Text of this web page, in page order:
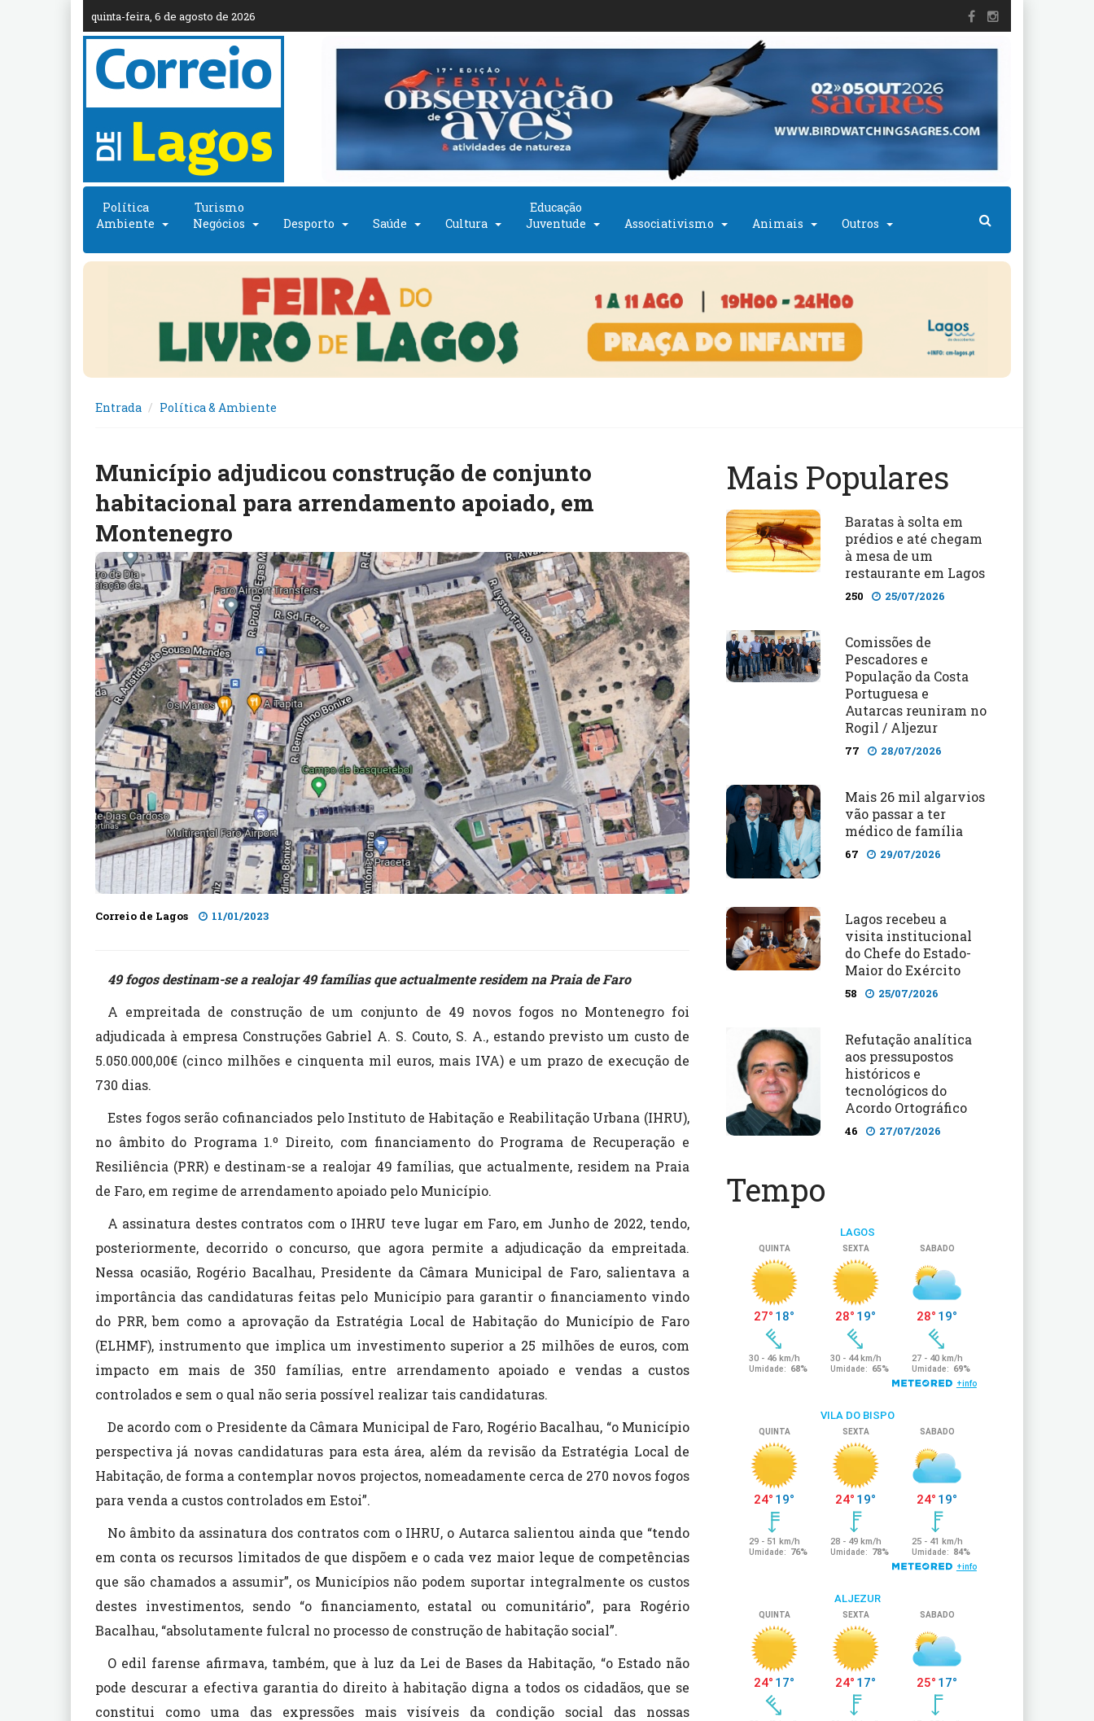
quinta-feira, 6 de agosto de 2026
Política
Ambiente
Turismo
Negócios
Desporto Saúde Cultura
Educação
Juventude
Associativismo Animais Outros
Entrada Política & Ambiente
Município adjudicou construção de conjunto
habitacional para arrendamento apoiado, em
Montenegro
Correio de Lagos 11/01/2023
49 fogos destinam-se a realojar 49 famílias que actualmente residem na Praia de Faro
A empreitada de construção de um conjunto de 49 novos fogos no Montenegro foi
adjudicada à empresa Construções Gabriel A. S. Couto, S. A., estando previsto um custo de
5.050.000,00€ (cinco milhões e cinquenta mil euros, mais IVA) e um prazo de execução de
730 dias.
Estes fogos serão cofinanciados pelo Instituto de Habitação e Reabilitação Urbana (IHRU),
no âmbito do Programa 1.º Direito, com financiamento do Programa de Recuperação e
Resiliência (PRR) e destinam-se a realojar 49 famílias, que actualmente, residem na Praia
de Faro, em regime de arrendamento apoiado pelo Município.
A assinatura destes contratos com o IHRU teve lugar em Faro, em Junho de 2022, tendo,
posteriormente, decorrido o concurso, que agora permite a adjudicação da empreitada.
Nessa ocasião, Rogério Bacalhau, Presidente da Câmara Municipal de Faro, salientava a
importância das candidaturas feitas pelo Município para garantir o financiamento vindo
do PRR, bem como a aprovação da Estratégia Local de Habitação do Município de Faro
(ELHMF), instrumento que implica um investimento superior a 25 milhões de euros, com
impacto em mais de 350 famílias, entre arrendamento apoiado e vendas a custos
controlados e sem o qual não seria possível realizar tais candidaturas.
De acordo com o Presidente da Câmara Municipal de Faro, Rogério Bacalhau, “o Município
perspectiva já novas candidaturas para esta área, além da revisão da Estratégia Local de
Habitação, de forma a contemplar novos projectos, nomeadamente cerca de 270 novos fogos
para venda a custos controlados em Estoi”.
No âmbito da assinatura dos contratos com o IHRU, o Autarca salientou ainda que “tendo
em conta os recursos limitados de que dispõem e o cada vez maior leque de competências
que são chamados a assumir”, os Municípios não podem suportar integralmente os custos
destes investimentos, sendo “o financiamento, estatal ou comunitário”, para Rogério
Bacalhau, “absolutamente fulcral no processo de construção de habitação social”.
O edil farense afirmava, também, que à luz da Lei de Bases da Habitação, “o Estado não
pode descurar a efectiva garantia do direito à habitação digna a todos os cidadãos, que se
constitui como uma das expressões mais visíveis da condição social das nossas
Mais Populares
Baratas à solta em
prédios e até chegam
à mesa de um
restaurante em Lagos
250 25/07/2026
Comissões de
Pescadores e
População da Costa
Portuguesa e
Autarcas reuniram no
Rogil / Aljezur
77 28/07/2026
Mais 26 mil algarvios
vão passar a ter
médico de família
67 29/07/2026
Lagos recebeu a
visita institucional
do Chefe do Estado-
Maior do Exército
58 25/07/2026
Refutação analítica
aos pressupostos
históricos e
tecnológicos do
Acordo Ortográfico
46 27/07/2026
Tempo